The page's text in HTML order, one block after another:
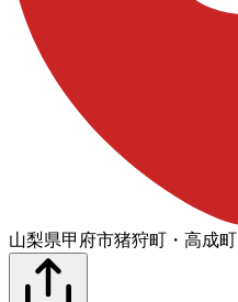
山梨県甲府市猪狩町・高成町